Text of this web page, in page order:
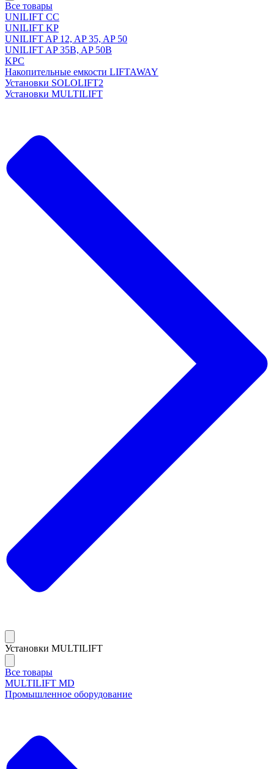
Все товары
UNILIFT CC
UNILIFT KP
UNILIFT AP 12, AP 35, AP 50
UNILIFT AP 35B, AP 50B
KPC
Накопительные емкости LIFTAWAY
Установки SOLOLIFT2
Установки MULTILIFT
Установки MULTILIFT
Все товары
MULTILIFT MD
Промышленное оборудование